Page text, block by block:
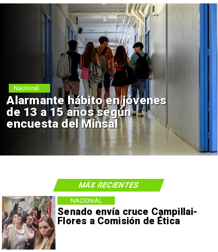
Alarmante hábito en jóvenes
de 13 a 15 años según
encuesta del Minsal
Nacional
Senado envía cruce Campillai-
Flores a Comisión de Ética
NACIONAL
MÁS RECIENTES